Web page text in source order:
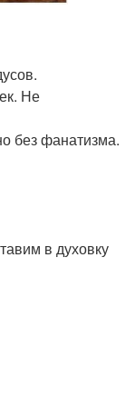
Не
без фанатизма.
в духовку